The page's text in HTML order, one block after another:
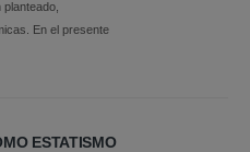
En el presente
ESTATISMO